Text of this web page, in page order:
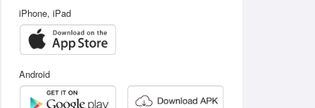
iPhone, iPad
Android